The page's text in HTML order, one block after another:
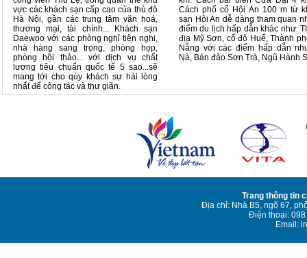
vực các khách sạn cấp cao của thủ đô
Hà Nội, gần các trung tâm văn hoá,
thương mại, tài chính... Khách sạn
Daewoo với các phòng nghỉ tiện nghi,
nhà hàng sang trọng, phòng họp,
phòng hội thảo... với dịch vụ chất
lượng tiêu chuẩn quốc tế 5 sao...sẽ
mang tới cho qúy khách sự hài lòng
nhất để công tác và thư giãn.
Cách phố cổ Hội An 100 m từ
sạn Hội An dễ dàng tham quan
điểm du lịch hấp dẫn khác như:
địa Mỹ Sơn, cố đô Huế, Thành
Nẵng với các điểm hấp dẫn
Nà, Bán đảo Sơn Trà, Ngũ Hành
Trang thông tin
Địa chỉ: Nhà B5, ngõ 67,
Điện thoại:
Email: